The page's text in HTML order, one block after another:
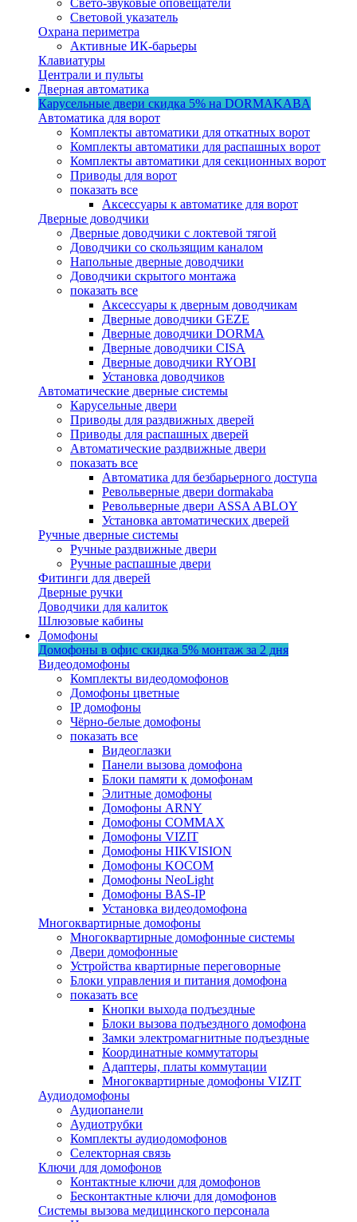
Световой указатель
Охрана периметра
Активные ИК-барьеры
Клавиатуры
Централи и пульты
Дверная автоматика
Карусельные двери скидка 5% на DORMAKABA
Автоматика для ворот
Комплекты автоматики для откатных ворот
Комплекты автоматики для распашных ворот
Комплекты автоматики для секционных ворот
Приводы для ворот
показать все
Аксессуары к автоматике для ворот
Дверные доводчики
Дверные доводчики с локтевой тягой
Доводчики со скользящим каналом
Напольные дверные доводчики
Доводчики скрытого монтажа
показать все
Аксессуары к дверным доводчикам
Дверные доводчики GEZE
Дверные доводчики DORMA
Дверные доводчики CISA
Дверные доводчики RYOBI
Установка доводчиков
Автоматические дверные системы
Карусельные двери
Приводы для раздвижных дверей
Приводы для распашных дверей
Автоматические раздвижные двери
показать все
Автоматика для безбарьерного доступа
Револьверные двери dormakaba
Револьверные двери ASSA ABLOY
Установка автоматических дверей
Ручные дверные системы
Ручные раздвижные двери
Ручные распашные двери
Фитинги для дверей
Дверные ручки
Доводчики для калиток
Шлюзовые кабины
Домофоны
Домофоны в офис скидка 5% монтаж за 2 дня
Видеодомофоны
Комплекты видеодомофонов
Домофоны цветные
IP домофоны
Чёрно-белые домофоны
показать все
Видеоглазки
Панели вызова домофона
Блоки памяти к домофонам
Элитные домофоны
Домофоны ARNY
Домофоны COMMAX
Домофоны VIZIT
Домофоны HIKVISION
Домофоны KOCOM
Домофоны NeoLight
Домофоны BAS-IP
Установка видеодомофона
Многоквартирные домофоны
Многоквартирные домофонные системы
Двери домофонные
Устройства квартирные переговорные
Блоки управления и питания домофона
показать все
Кнопки выхода подъездные
Блоки вызова подъездного домофона
Замки электромагнитные подъездные
Координатные коммутаторы
Адаптеры, платы коммутации
Многоквартирные домофоны VIZIT
Аудиодомофоны
Аудиопанели
Аудиотрубки
Комплекты аудиодомофонов
Селекторная связь
Ключи для домофонов
Контактные ключи для домофонов
Бесконтактные ключи для домофонов
Системы вызова медицинского персонала